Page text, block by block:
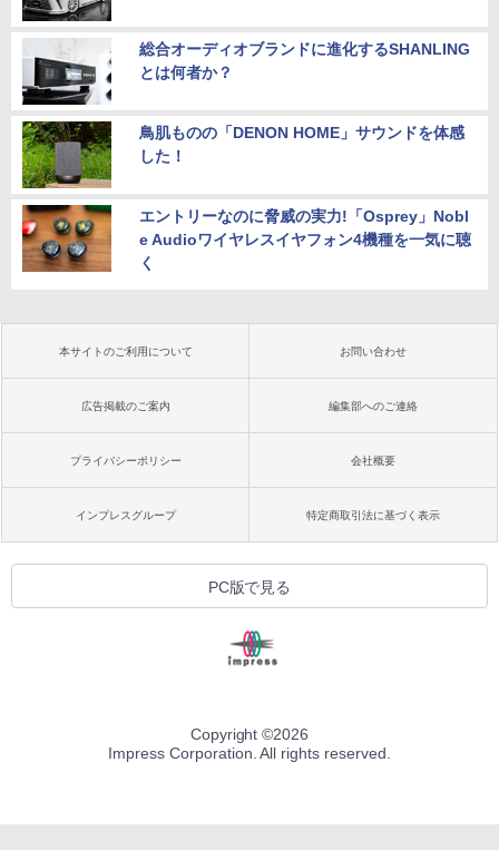
総合オーディオブランドに進化するSHANLING
とは何者か？
鳥肌ものの「DENON HOME」サウンドを体感
した！
エントリーなのに脅威の実力!「Osprey」Nobl
e Audioワイヤレスイヤフォン4機種を一気に聴
く
本サイトのご利用について お問い合わせ
広告掲載のご案内 編集部へのご連絡
プライバシーポリシー 会社概要
インプレスグループ 特定商取引法に基づく表示
PC版で見る
Copyright ©2026
Impress Corporation. All rights reserved.